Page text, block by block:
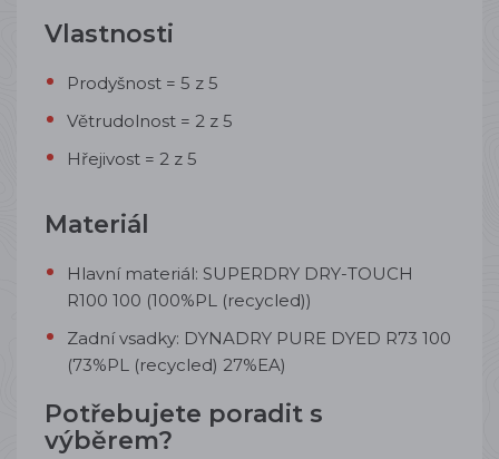
Vlastnosti
Prodyšnost = 5 z 5
Větrudolnost = 2 z 5
Hřejivost = 2 z 5
Materiál
Hlavní materiál: SUPERDRY DRY-TOUCH
R100 100 (100%PL (recycled))
Zadní vsadky: DYNADRY PURE DYED R73 100
(73%PL (recycled) 27%EA)
Potřebujete poradit s
výběrem?